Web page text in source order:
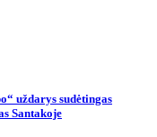
uždarys sudėtingas
Santakoje